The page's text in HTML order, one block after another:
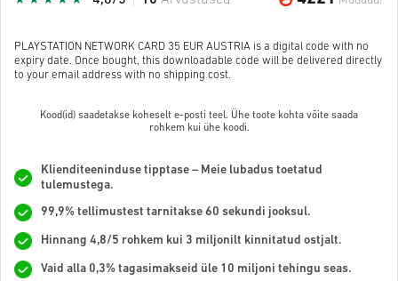
PLAYSTATION NETWORK CARD 35 EUR AUSTRIA is a digital code with no
expiry date. Once bought, this downloadable code will be delivered directly
to your email address with no shipping cost.
Kood(id) saadetakse koheselt e-posti teel. Ühe toote kohta võite saada
rohkem kui ühe koodi.
Klienditeeninduse tipptase – Meie lubadus toetatud
tulemustega.
99,9% tellimustest tarnitakse 60 sekundi jooksul.
Hinnang 4,8/5 rohkem kui 3 miljonilt kinnitatud ostjalt.
Vaid alla 0,3% tagasimakseid üle 10 miljoni tehingu seas.